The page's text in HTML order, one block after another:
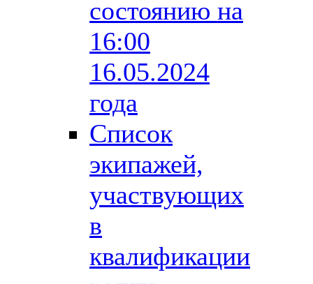
состоянию на
16:00
16.05.2024
года
Список
экипажей,
участвующих
в
квалификации